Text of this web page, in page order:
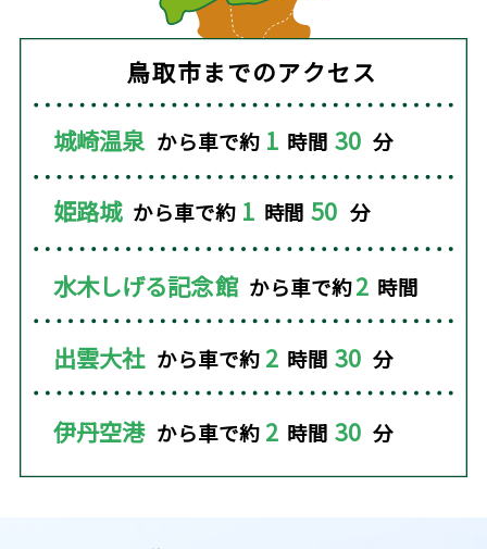
出雲大社 から車で約 2 時間 30 分
城崎温泉 から車で約 1 時間 30 分
姫路城 から車で約 1 時間 50 分
水木しげる記念館 から車で約2 時間
伊丹空港 から車で約 2 時間 30 分
鳥取市までのアクセス